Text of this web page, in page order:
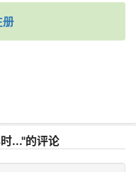
册
..."的评论